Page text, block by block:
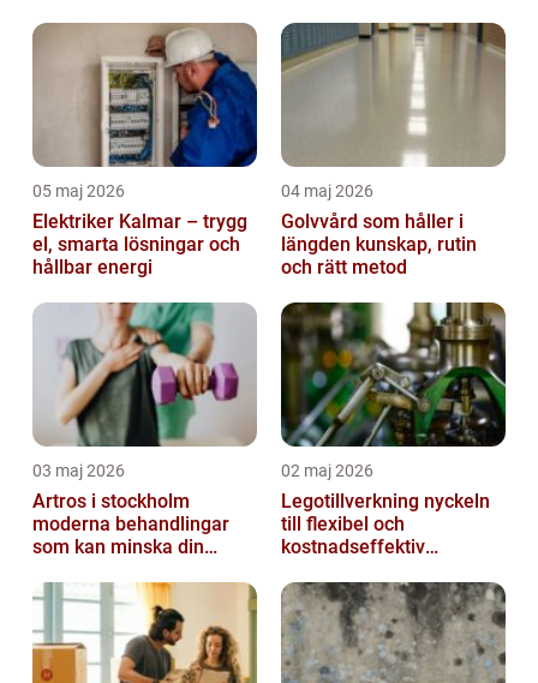
05 maj 2026
Elektriker Kalmar – trygg
el, smarta lösningar och
hållbar energi
04 maj 2026
Golvvård som håller i
längden kunskap, rutin
och rätt metod
03 maj 2026
Artros i stockholm
moderna behandlingar
som kan minska din
02 maj 2026
Legotillverkning nyckeln
till flexibel och
kostnadseffektiv